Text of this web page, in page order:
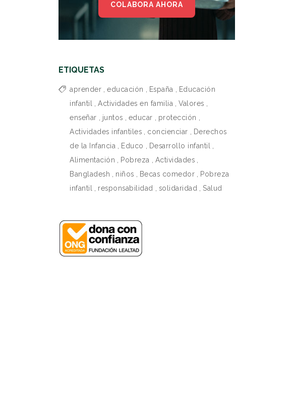
COLABORA AHORA
ETIQUETAS
aprender educación España
Educación
infantil
Actividades en familia Valores
enseñar
juntos educar protección
Actividades infantiles
concienciar
Derechos
de la Infancia
Educo Desarrollo infantil
Alimentación
Pobreza Actividades
Bangladesh
niños Becas comedor
Pobreza
infantil
responsabilidad solidaridad Salud